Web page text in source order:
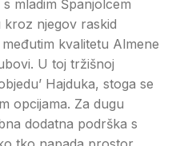
mladim Španjolcem
njegov raskid
kvalitetu Almene
U toj tržišnoj
Hajduka, stoga se
opcijama. Za dugu
dodatna podrška s